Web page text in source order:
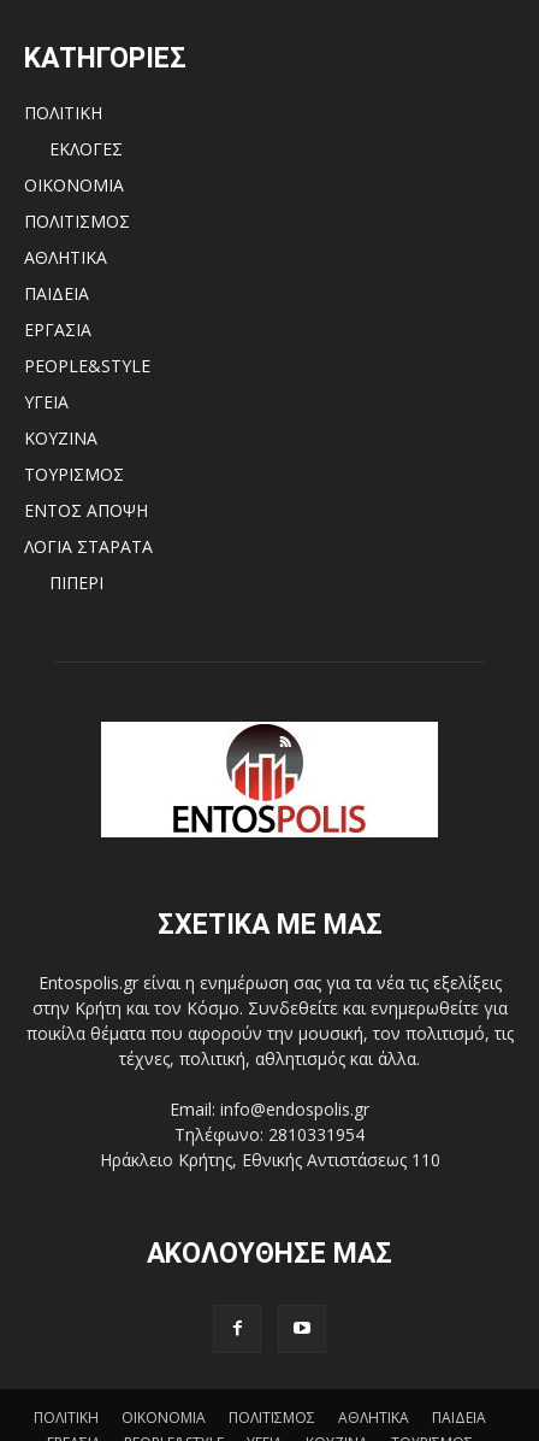
ΚΑΤΗΓΟΡΙΕΣ
ΠΟΛΙΤΙΚΗ
ΕΚΛΟΓΕΣ
ΟΙΚΟΝΟΜΙΑ
ΠΟΛΙΤΙΣΜΟΣ
ΑΘΛΗΤΙΚΑ
ΠΑΙΔΕΙΑ
ΕΡΓΑΣΙΑ
PEOPLE&STYLE
ΥΓΕΙΑ
ΚΟΥΖΙΝΑ
ΤΟΥΡΙΣΜΟΣ
ΕΝΤΟΣ ΑΠΟΨΗ
ΛΟΓΙΑ ΣΤΑΡΑΤΑ
ΠΙΠΕΡΙ
ΣΧΕΤΙΚΑ ΜΕ ΜΑΣ
Entospolis.gr είναι η ενημέρωση σας για τα νέα τις εξελίξεις
στην Κρήτη και τον Κόσμο. Συνδεθείτε και ενημερωθείτε για
ποικίλα θέματα που αφορούν την μουσική, τον πολιτισμό, τις
τέχνες, πολιτική, αθλητισμός και άλλα.
Email: info@endospolis.gr
Τηλέφωνο: 2810331954
Ηράκλειο Κρήτης, Εθνικής Αντιστάσεως 110
ΑΚΟΛΟΥΘΗΣΕ ΜΑΣ
ΠΟΛΙΤΙΚΗ ΟΙΚΟΝΟΜΙΑ ΠΟΛΙΤΙΣΜΟΣ ΑΘΛΗΤΙΚΑ
ΠΑΙΔΕΙΑ